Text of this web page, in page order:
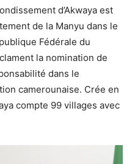
d’Akwaya est
de la Manyu dans le
Fédérale du
la nomination de
dans le
camerounaise. Crée en
compte 99 villages avec